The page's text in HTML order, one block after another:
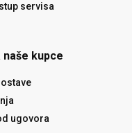
servisa
kupce
ugovora